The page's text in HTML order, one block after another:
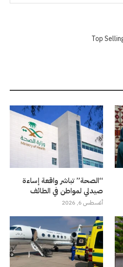
“الصحة” تباشر واقعة إساءة
صيدلي لمواطن في الطائف
أغسطس 6, 2026